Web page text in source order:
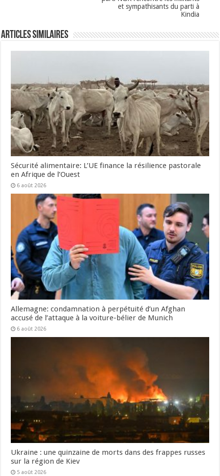
et sympathisants du parti à
Kindia
Articles Similaires
Sécurité alimentaire: L’UE finance la résilience pastorale
en Afrique de l’Ouest
6 août 2026
Allemagne: condamnation à perpétuité d’un Afghan
accusé de l’attaque à la voiture-bélier de Munich
6 août 2026
Ukraine : une quinzaine de morts dans des frappes russes
sur la région de Kiev
5 août 2026